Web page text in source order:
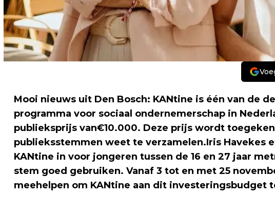
Mooi nieuws uit Den Bosch: KANtine is één van de
programma voor sociaal ondernemerschap in
publieksprijs van€10.000. Deze prijs wordt
publieksstemmen weet te verzamelen.Iris Havekes
KANtine in voor jongeren tussen de 16 en 27 jaar
stem goed gebruiken. Vanaf 3 tot en met 25
meehelpen om KANtine aan dit investeringsbudget